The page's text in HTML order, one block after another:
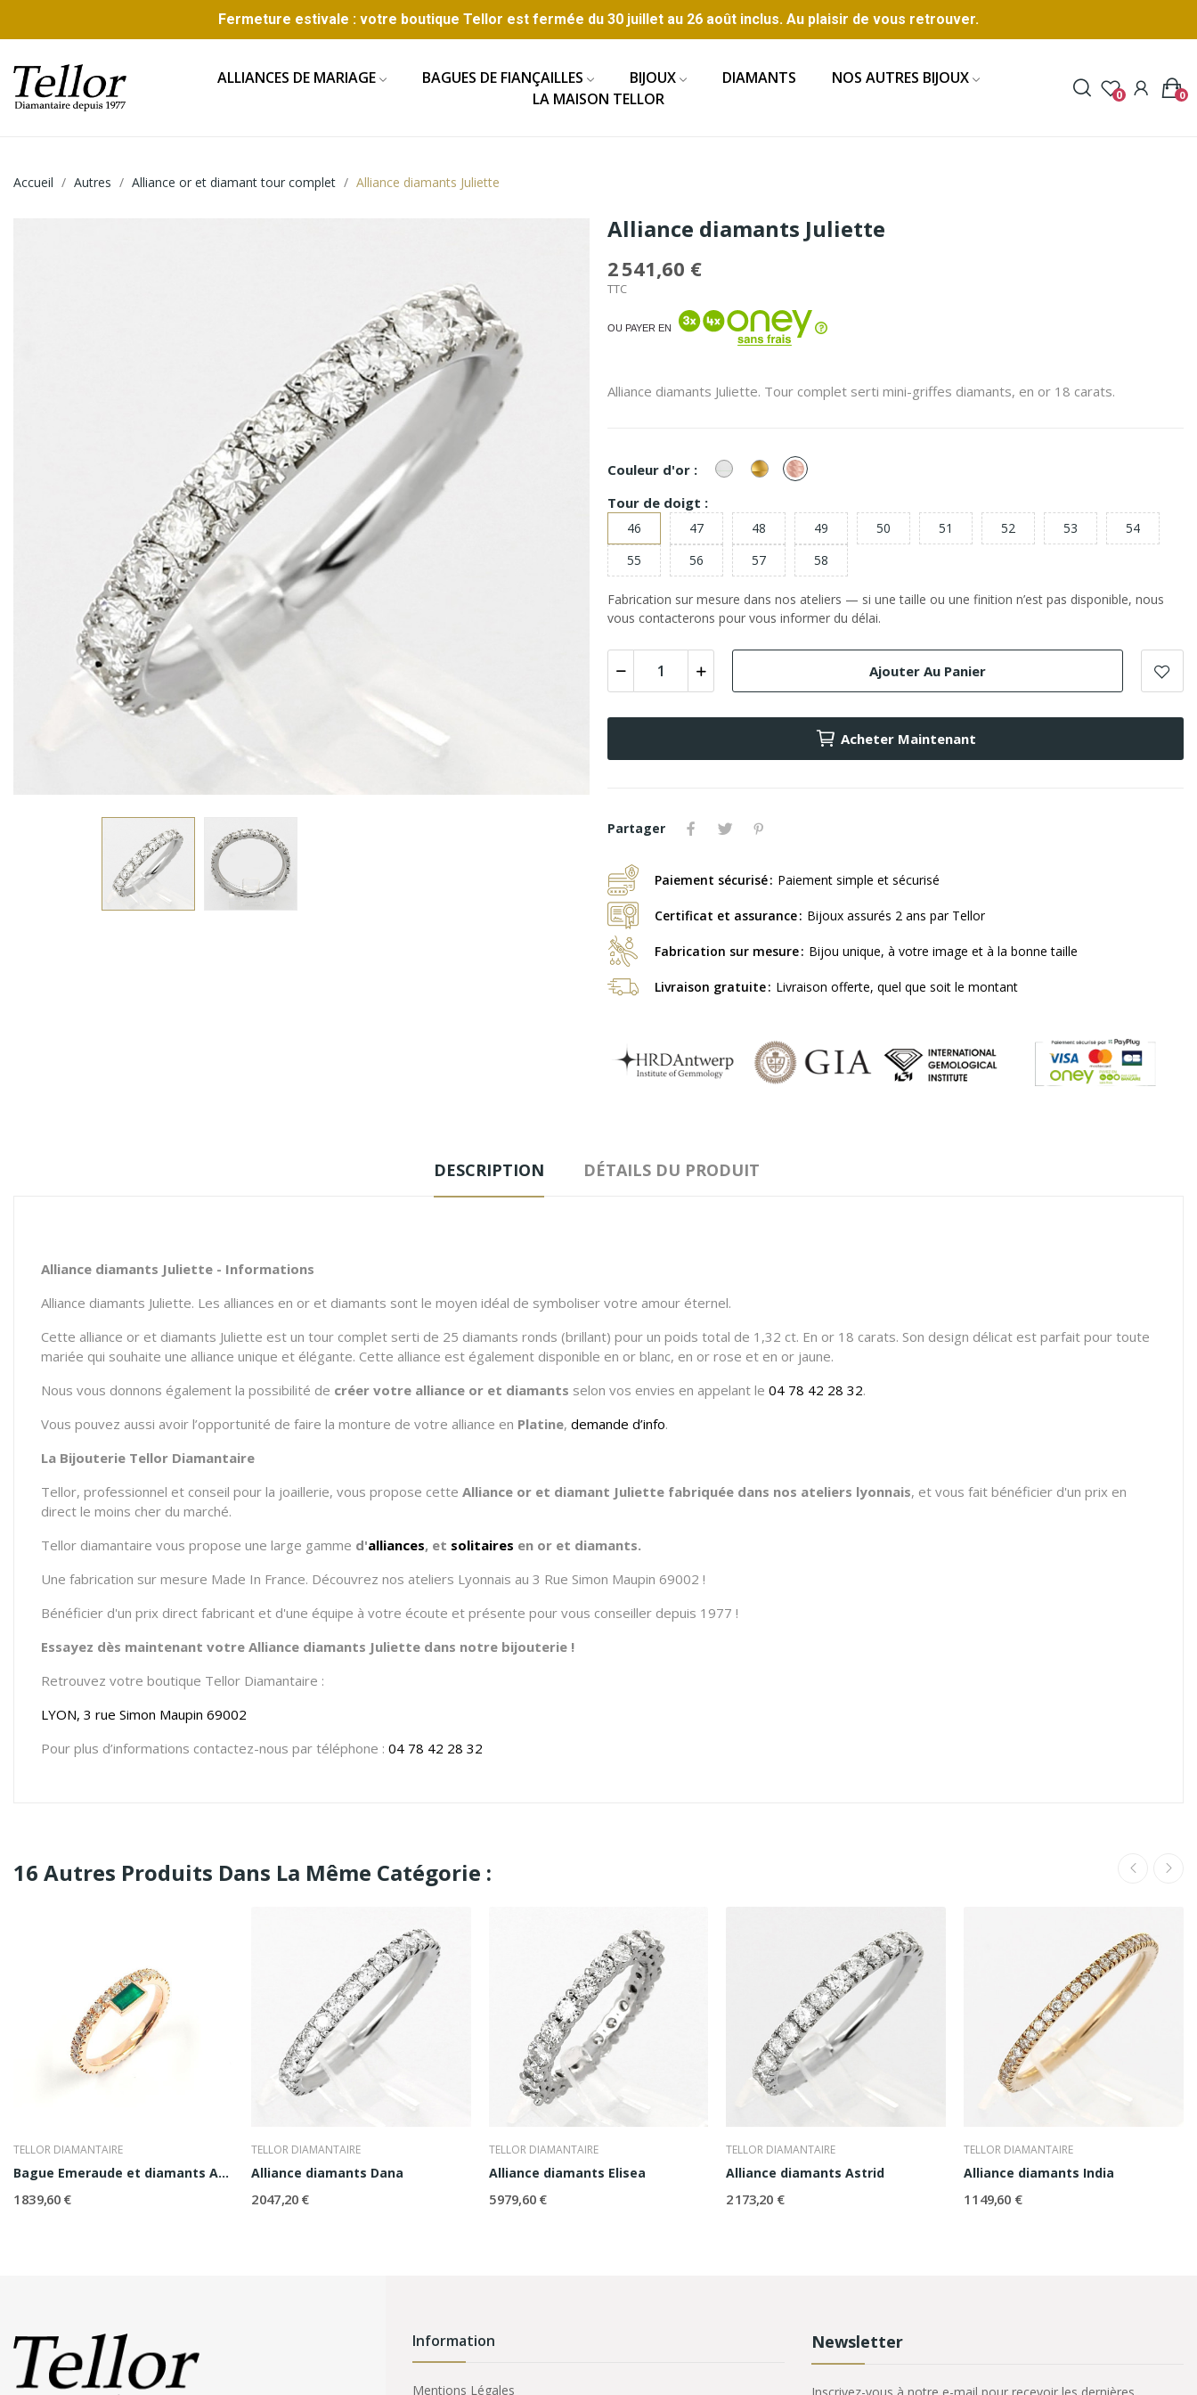
Fermeture estivale : votre boutique Tellor est fermée du 30 juillet au 26 août inclus. Au plaisir de vous retrouver.
ALLIANCES DE MARIAGE BAGUES DE FIANÇAILLES BIJOUX DIAMANTS
NOS AUTRES BIJOUX
LA MAISON TELLOR
0 0
Accueil Autres Alliance or et diamant tour complet Alliance diamants Juliette
Alliance diamants Juliette
2 541,60 €
TTC
OU PAYER EN
Alliance diamants Juliette. Tour complet serti mini-griffes diamants, en or 18 carats.
Couleur d'or : or
Blanc
or
Jaune
or
Rose
Tour de doigt :
46 47 48 49 50 51 52 53
54
55
56 57 58
Fabrication sur mesure dans nos ateliers — si une taille ou une finition n’est pas disponible, nous
vous contacterons pour vous informer du délai.
Ajouter Au Panier
Acheter Maintenant
Partager
Paiement sécurisé Paiement simple et sécurisé
Certificat et assurance Bijoux assurés 2 ans par Tellor
Fabrication sur mesure Bijou unique, à votre image et à la bonne taille
Livraison gratuite Livraison offerte, quel que soit le montant
DESCRIPTION DÉTAILS DU PRODUIT
Alliance diamants Juliette - Informations
Alliance diamants Juliette. Les alliances en or et diamants sont le moyen idéal de symboliser votre amour éternel.
Cette alliance or et diamants Juliette est un tour complet serti de 25 diamants ronds (brillant) pour un poids total de 1,32 ct. En or 18 carats. Son design délicat est parfait pour toute
mariée qui souhaite une alliance unique et élégante. Cette alliance est également disponible en or blanc, en or rose et en or jaune.
Nous vous donnons également la possibilité de créer votre alliance or et diamants selon vos envies en appelant le 04 78 42 28 32.
Vous pouvez aussi avoir l’opportunité de faire la monture de votre alliance en Platine, demande d’info.
La Bijouterie Tellor Diamantaire
Tellor, professionnel et conseil pour la joaillerie, vous propose cette Alliance or et diamant Juliette fabriquée dans nos ateliers lyonnais, et vous fait bénéficier d'un prix en
direct le moins cher du marché.
Tellor diamantaire vous propose une large gamme d'alliances, et solitaires en or et diamants.
Une fabrication sur mesure Made In France. Découvrez nos ateliers Lyonnais au 3 Rue Simon Maupin 69002 !
Bénéficier d'un prix direct fabricant et d'une équipe à votre écoute et présente pour vous conseiller depuis 1977 !
Essayez dès maintenant votre Alliance diamants Juliette dans notre bijouterie !
Retrouvez votre boutique Tellor Diamantaire :
LYON, 3 rue Simon Maupin 69002
Pour plus d’informations contactez-nous par téléphone : 04 78 42 28 32
16 Autres Produits Dans La Même Catégorie :
TELLOR DIAMANTAIRE
Bague Emeraude et diamants Amazone
1 839,60 €
TELLOR DIAMANTAIRE
Alliance diamants Dana
2 047,20 €
TELLOR DIAMANTAIRE
Alliance diamants Elisea
5 979,60 €
TELLOR DIAMANTAIRE
Alliance diamants Astrid
2 173,20 €
TELLOR DIAMANTAIRE
Alliance diamants India
1 149,60 €
Information
Mentions Légales
Newsletter